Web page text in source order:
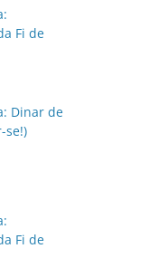
Fi de
Dinar de
se!)
Fi de